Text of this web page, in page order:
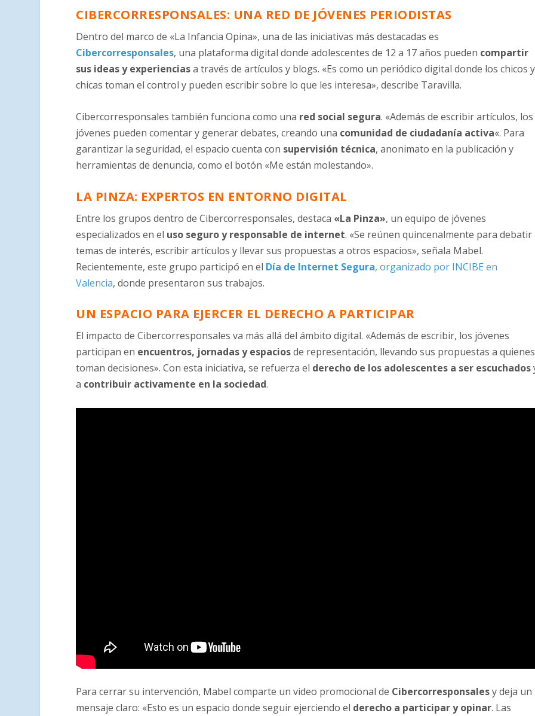
CIBERCORRESPONSALES: UNA RED DE JÓVENES PERIODISTAS
Dentro del marco de «La Infancia Opina», una de las iniciativas más destacadas es
Cibercorresponsales, una plataforma digital donde adolescentes de 12 a 17 años pueden compartir
sus ideas y experienciasa través de artículos y blogs. «Es como un periódico digital donde los chicos y
chicas toman el control y pueden escribir sobre lo que les interesa», describe Taravilla.
Cibercorresponsales también funciona como una red social segura. «Además de escribir artículos, los
jóvenes pueden comentar y generar debates, creando una comunidad de ciudadanía activa«. Para
garantizar la seguridad, el espacio cuenta con supervisión técnica, anonimato en la publicación y
herramientas de denuncia, como el botón «Me están molestando».
LA PINZA: EXPERTOS EN ENTORNO DIGITAL
Entre los grupos dentro de Cibercorresponsales, destaca «La Pinza», un equipo de jóvenes
especializados en el uso seguro y responsable de internet. «Se reúnen quincenalmente para debatir
temas de interés, escribir artículos y llevar sus propuestas a otros espacios», señala Mabel.
Recientemente, este grupo participó en el Día de Internet Segura, organizado por INCIBE en
Valencia, donde presentaron sus trabajos.
UN ESPACIO PARA EJERCER EL DERECHO A PARTICIPAR
El impacto de Cibercorresponsales va más allá del ámbito digital. «Además de escribir, los jóvenes
participan en encuentros, jornadas y espaciosde representación, llevando sus propuestas a quienes
toman decisiones». Con esta iniciativa, se refuerza el derecho de los adolescentes a ser escuchados
a contribuir activamente en la sociedad.
Para cerrar su intervención, Mabel comparte un video promocional de Cibercorresponsalesy deja un
mensaje claro: «Esto es un espacio donde seguir ejerciendo el derecho a participar y opinar. Las